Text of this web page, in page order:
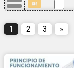
1 2 3 »